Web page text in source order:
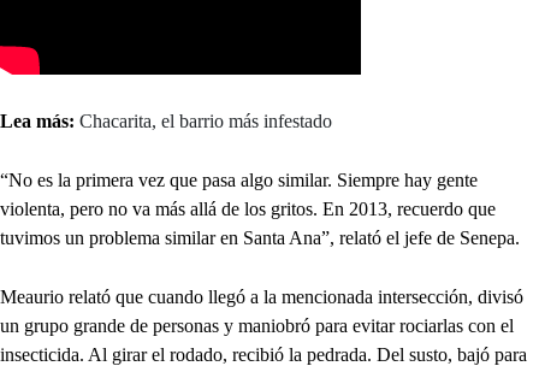
Lea más: Chacarita, el barrio más infestado
“No es la primera vez que pasa algo similar. Siempre hay gente
violenta, pero no va más allá de los gritos. En 2013, recuerdo que
tuvimos un problema similar en Santa Ana”, relató el jefe de Senepa.
Meaurio relató que cuando llegó a la mencionada intersección, divisó
un grupo grande de personas y maniobró para evitar rociarlas con el
insecticida. Al girar el rodado, recibió la pedrada. Del susto, bajó para